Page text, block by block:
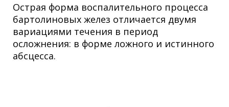
Острая форма воспалительного процесса
бартолиновых желез отличается двумя
вариациями течения в период
осложнения: в форме ложного и истинного
абсцесса.